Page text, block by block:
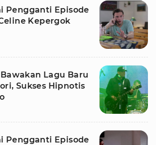
Pengganti Episode
Kepergok
Lagu Baru
Sukses Hipnotis
Pengganti Episode